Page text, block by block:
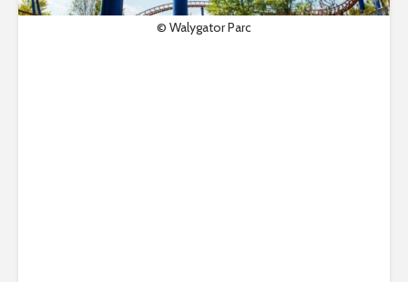
© Walygator Parc